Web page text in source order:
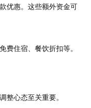
优惠。这些额外资金可
费住宿、餐饮折扣等。
整心态至关重要。